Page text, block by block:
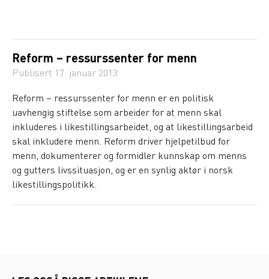
Reform – ressurssenter for menn
Publisert 17. januar 2013
Reform – ressurssenter for menn er en politisk
uavhengig stiftelse som arbeider for at menn skal
inkluderes i likestillingsarbeidet, og at likestillingsarbeid
skal inkludere menn. Reform driver hjelpetilbud for
menn, dokumenterer og formidler kunnskap om menns
og gutters livssituasjon, og er en synlig aktør i norsk
likestillingspolitikk.